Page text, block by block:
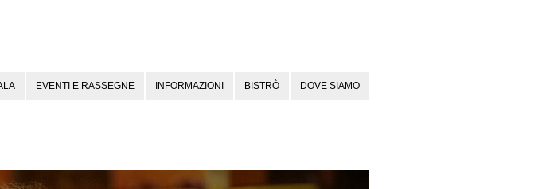
EVENTI E RASSEGNE INFORMAZIONI BISTRÒ DOVE SIAMO